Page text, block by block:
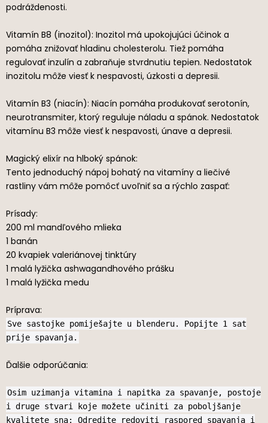
podráždenosti.
Vitamín B8 (inozitol): Inozitol má upokojujúci účinok a
pomáha znižovať hladinu cholesterolu. Tiež pomáha
regulovať inzulín a zabraňuje stvrdnutiu tepien. Nedostatok
inozitolu môže viesť k nespavosti, úzkosti a depresii.
Vitamín B3 (niacín): Niacín pomáha produkovať serotonín,
neurotransmiter, ktorý reguluje náladu a spánok. Nedostatok
vitamínu B3 môže viesť k nespavosti, únave a depresii.
Magický elixír na hlboký spánok:
Tento jednoduchý nápoj bohatý na vitamíny a liečivé
rastliny vám môže pomôcť uvoľniť sa a rýchlo zaspať:
Prísady:
200 ml mandľového mlieka
1 banán
20 kvapiek valeriánovej tinktúry
1 malá lyžička ashwagandhového prášku
1 malá lyžička medu
Príprava:
Sve sastojke pomiješajte u blenderu. Popijte 1 sat
prije spavanja.
Ďalšie odporúčania:
Osim uzimanja vitamina i napitka za spavanje, postoje
i druge stvari koje možete učiniti za poboljšanje
kvalitete sna: Odredite redoviti raspored spavanja i